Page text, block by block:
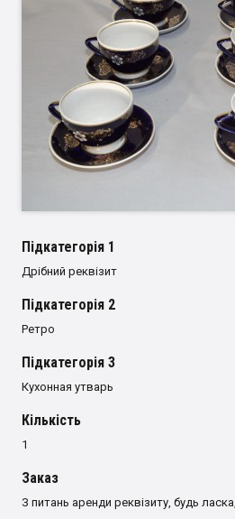
Пiдкатегорiя 1
Дрібний реквізит
Пiдкатегорiя 2
Ретро
Пiдкатегорiя 3
Кухонная утварь
Кількість
1
Заказ
З питань аренди реквізиту, будь